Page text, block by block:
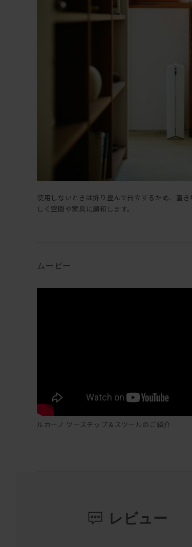
使用しないときは折り畳んで自立するため、置
しく空間や家具に調和します。
ムービー
ルカーノ ツーステップ＆スツールのご紹介
レビュー